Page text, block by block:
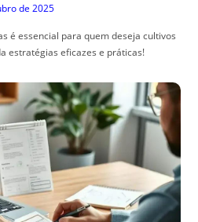
de 2025
é essencial para quem deseja cultivos
estratégias eficazes e práticas!